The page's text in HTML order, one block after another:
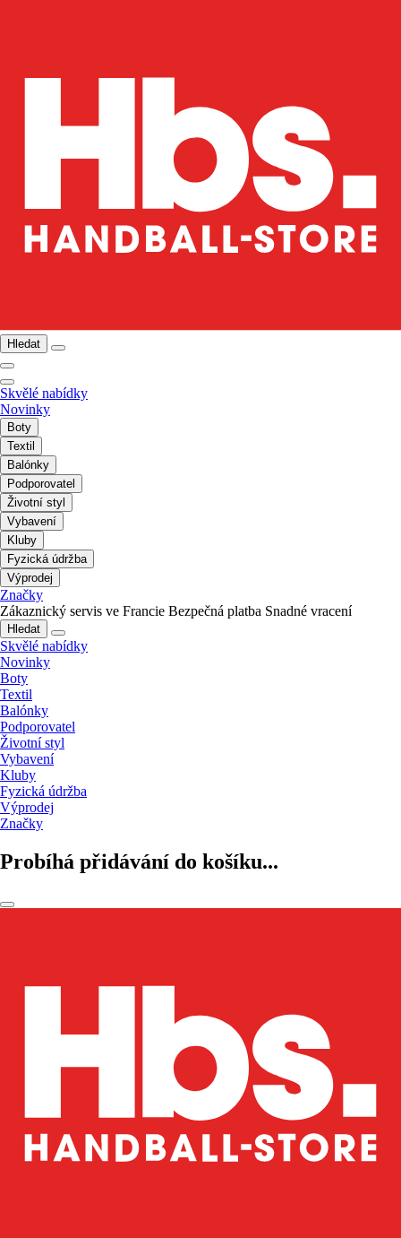
Hledat
Skvělé nabídky
Novinky
Boty
Textil
Balónky
Podporovatel
Životní styl
Vybavení
Kluby
Fyzická údržba
Výprodej
Značky
Zákaznický servis ve Francie Bezpečná platba Snadné vracení
Hledat
Skvělé nabídky
Novinky
Boty
Textil
Balónky
Podporovatel
Životní styl
Vybavení
Kluby
Fyzická údržba
Výprodej
Značky
Probíhá přidávání do košíku...